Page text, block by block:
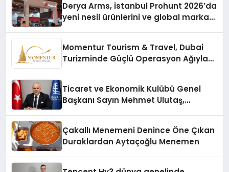
Derya Arms, İstanbul Prohunt 2026’da
yeni nesil ürünlerini ve global marka
Momentur Tourism & Travel, Dubai
Turizminde Güçlü Operasyon Ağıyla
Ticaret ve Ekonomik Kulübü Genel
Başkanı Sayın Mehmet Ulutaş,
Çakallı Menemeni Denince Öne Çıkan
Duraklardan Aytaçoğlu Menemen